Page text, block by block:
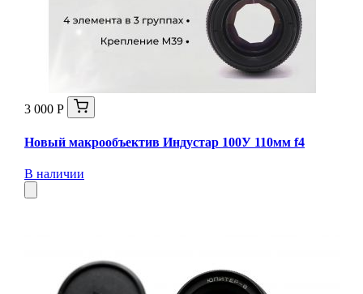
3 000 Р
Новый макрообъектив Индустар 100У 110мм f4
В наличии